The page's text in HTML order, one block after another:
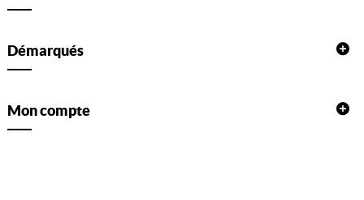
Démarqués
Mon compte